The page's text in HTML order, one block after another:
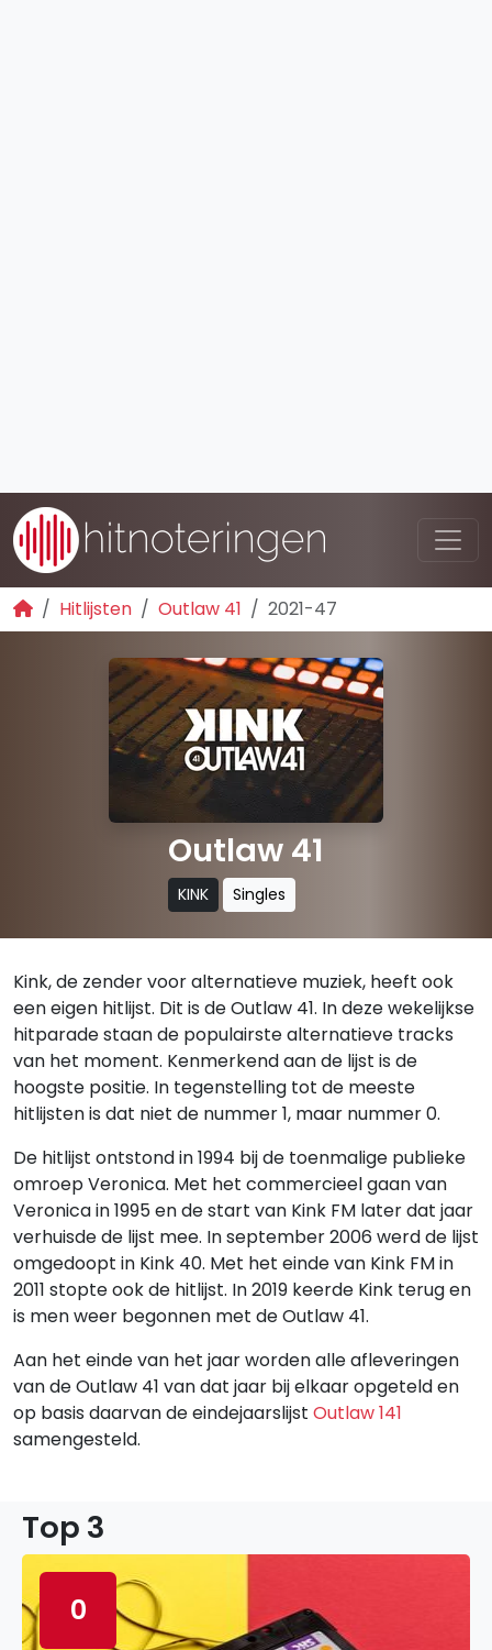
Hitlijsten Outlaw 41 2021-47
Outlaw 41
KINK Singles
Kink, de zender voor alternatieve muziek, heeft ook
een eigen hitlijst. Dit is de Outlaw 41. In deze wekelijkse
hitparade staan de populairste alternatieve tracks
van het moment. Kenmerkend aan de lijst is de
hoogste positie. In tegenstelling tot de meeste
hitlijsten is dat niet de nummer 1, maar nummer 0.
De hitlijst ontstond in 1994 bij de toenmalige publieke
omroep Veronica. Met het commercieel gaan van
Veronica in 1995 en de start van Kink FM later dat jaar
verhuisde de lijst mee. In september 2006 werd de lijst
omgedoopt in Kink 40. Met het einde van Kink FM in
2011 stopte ook de hitlijst. In 2019 keerde Kink terug en
is men weer begonnen met de Outlaw 41.
Aan het einde van het jaar worden alle afleveringen
van de Outlaw 41 van dat jaar bij elkaar opgeteld en
op basis daarvan de eindejaarslijst Outlaw 141
samengesteld.
Top 3
0